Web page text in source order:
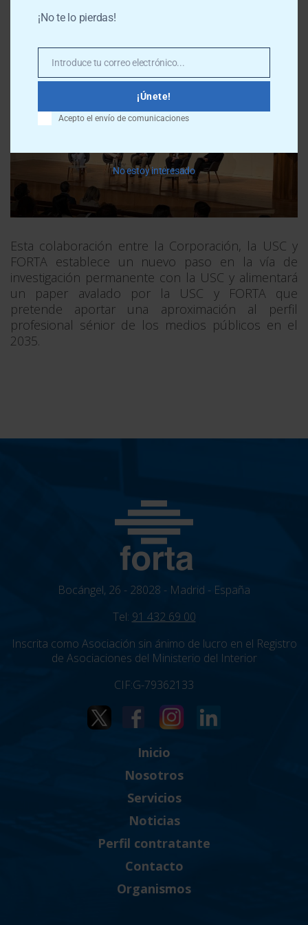
Esta colaboración entre la Corporación, la USC y
FORTA establece un nuevo paso en la vía de
investigación permanente con la USC y alimentará
un paper avalado por la USC y FORTA que
pretende aportar una aproximación al perfil
profesional sénior de los medios públicos en el
2035.
Bocángel, 26 - 28028 - Madrid - España
Tel: 91 432 69 00
Inscrita como Asociación sin ánimo de lucro en el Registro
de Asociaciones del Ministerio del Interior
CIF:G-79362133
Inicio
Nosotros
Servicios
Noticias
Perfil contratante
Contacto
Organismos
¡No te lo pierdas!
Email
Introduce tu correo electrónico...
¡Únete!
Acepto el envío de comunicaciones
No estoy interesado